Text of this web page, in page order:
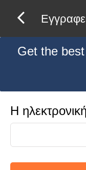
Get the
Η